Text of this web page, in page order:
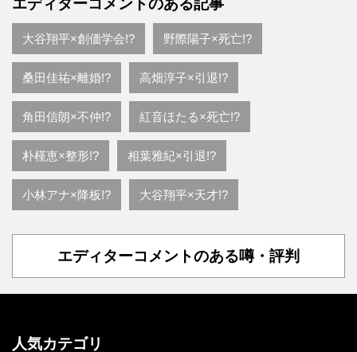
エディターコメントのある記事
大谷翔平×創価学会!? 野際陽子×死亡!?
桑田佳祐×離婚!? 高畑淳子×引退!?
角田信朗×不仲!? 紅音ほたる×死亡!?
朴槿恵×整形!? 相葉雅紀×引退!?
小林アナ×降板!? 大谷翔平×天才!?
エディターコメントのある噂・評判
人気カテゴリ